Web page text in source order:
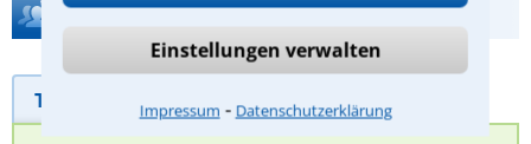
Einstellungen verwalten
Impressum ⁃ Datenschutzerklärung
Hilfe bei Ihrer Anwaltsuche?
Telefonhilfe Beratungsanfrage